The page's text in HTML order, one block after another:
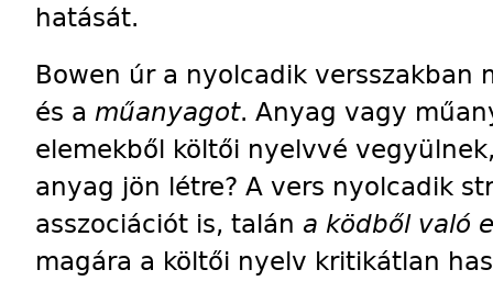
hatását.
Bowen úr a nyolcadik versszakban
és a műanyagot. Anyag vagy
elemekből költői nyelv­­vé
anyag jön létre? A vers nyolcadik
asszociációt is, talán a ködből való
magára a költői nyelv kritikátlan